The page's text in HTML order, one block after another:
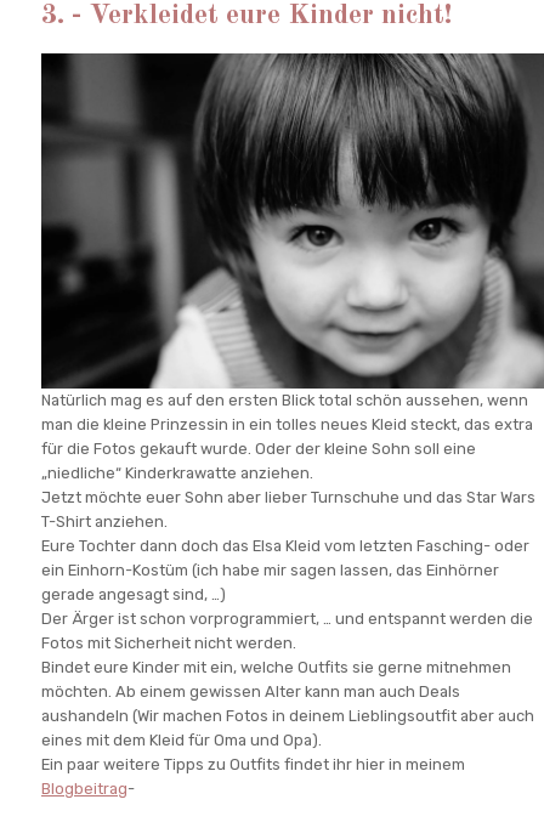
3. - Verkleidet eure Kinder nicht!
Natürlich mag es auf den ersten Blick total schön aussehen, wenn
man die kleine Prinzessin in ein tolles neues Kleid steckt, das extra
für die Fotos gekauft wurde. Oder der kleine Sohn soll eine
„niedliche“ Kinderkrawatte anziehen.
Jetzt möchte euer Sohn aber lieber Turnschuhe und das Star Wars
T-Shirt anziehen.
Eure Tochter dann doch das Elsa Kleid vom letzten Fasching- oder
ein Einhorn-Kostüm (ich habe mir sagen lassen, das Einhörner
gerade angesagt sind, …)
Der Ärger ist schon vorprogrammiert, … und entspannt werden die
Fotos mit Sicherheit nicht werden.
Bindet eure Kinder mit ein, welche Outfits sie gerne mitnehmen
möchten. Ab einem gewissen Alter kann man auch Deals
aushandeln (Wir machen Fotos in deinem Lieblingsoutfit aber auch
eines mit dem Kleid für Oma und Opa).
Ein paar weitere Tipps zu Outfits findet ihr hier in meinem
Blogbeitrag-